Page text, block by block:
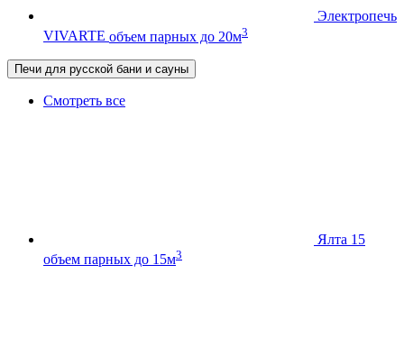
Электропечь
VIVARTE объем парных до 20м3
Печи для русской бани и сауны
Смотреть все
Ялта 15
объем парных до 15м3